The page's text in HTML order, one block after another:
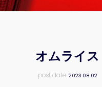
オムライス
post date:2023.08.02